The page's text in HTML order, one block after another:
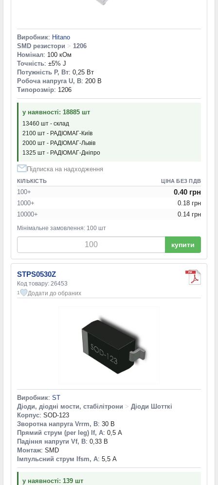
Виробник: Hitano
SMD резистори > 1206
Номінал: 100 кОм
Точність: ±5% J
Потужність P, Вт: 0,25 Вт
Робоча напруга U, В: 200 В
Типорозмір: 1206
у наявності: 18885 шт
13460 шт - склад
2100 шт - РАДІОМАГ-Київ
2000 шт - РАДІОМАГ-Львів
1325 шт - РАДІОМАГ-Дніпро
Підписка на надходження
КІЛЬКІСТЬ ЦІНА БЕЗ ПДВ
100+ 0.40 грн
1000+
0.18 грн
10000+
0.14 грн
Мінімальне замовлення: 100 шт
купити
STPS0530Z
Код товару: 26453
1 Додати до обраних
Виробник: ST
Діоди, діодні мости, стабілітрони > Діоди Шотткі
Корпус: SOD-123
Зворотна напруга Vrrm, В: 30 В
Прямий струм (per leg) If, А: 0,5 А
Падіння напруги Vf, В: 0,33 В
Монтаж: SMD
Імпульсний струм Ifsm, А: 5,5 А
у наявності: 139 шт